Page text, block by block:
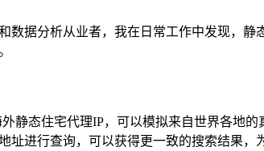
据分析从业者，我在日常工作中发现，静
静态住宅代理IP，可以模拟来自世界各地
进行查询，可以获得更一致的搜索结果，